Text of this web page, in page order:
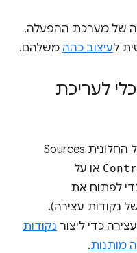
של מערכת ההפעלה,
לעיצוב כהה משלהם.
לעריכת
כשהמיקוד נמצא בכלי העריכה של החלונית Sources
או על
נקודות עצירה).
כדי ליצור נקודות
מותנות.